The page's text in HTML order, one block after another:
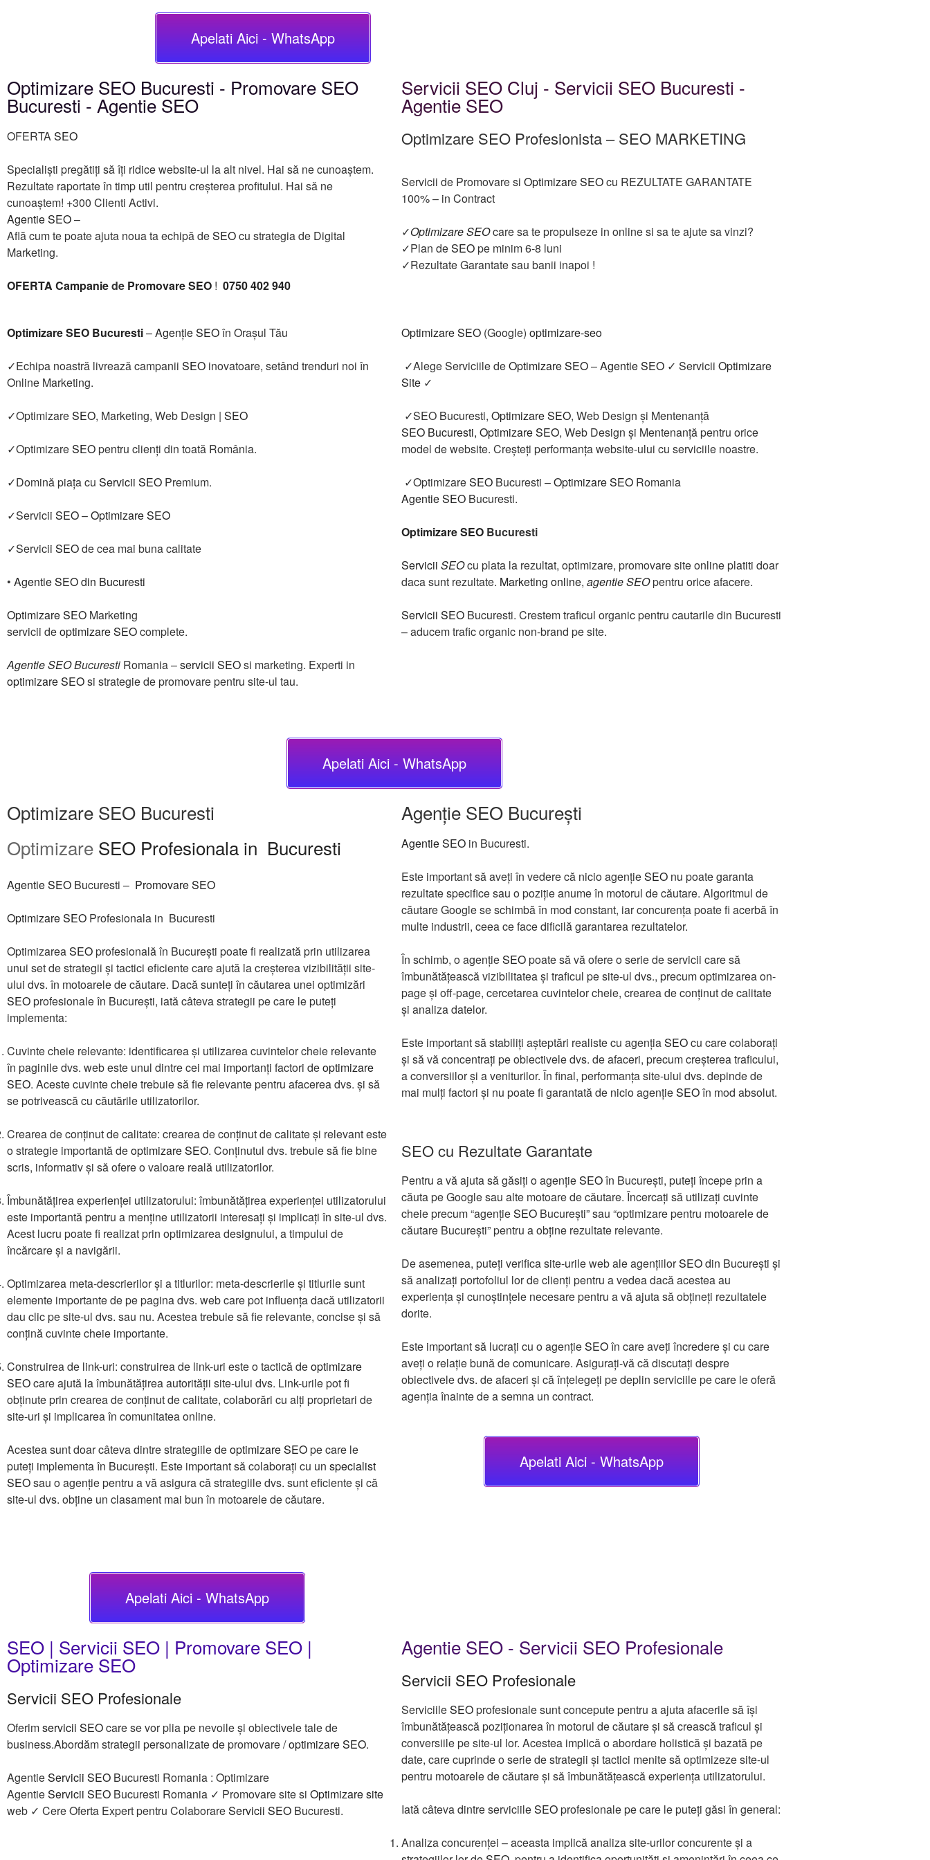
Apelati Aici - WhatsApp
Optimizare SEO Bucuresti - Promovare SEO
Bucuresti - Agentie SEO
OFERTA SEO
Specialiști pregătiți să îți ridice website-ul la alt nivel. Hai să ne cunoaștem.
Rezultate raportate în timp util pentru creșterea profitului. Hai să ne
cunoaștem! +300 Clienti Activi.
Agentie SEO–
Află cum te poate ajuta noua ta echipă deSEOcu strategia de Digital
Marketing.
OFERTA Campaniede Promovare SEO ! 0750 402 940
Servicii SEO Cluj - Servicii SEO Bucuresti -
Agentie SEO
Optimizare SEO Profesionista – SEO MARKETING
Servicii de Promovare si Optimizare SEOcu REZULTATE GARANTATE
100% – in Contract
✓Optimizare SEOcare sa te propulseze in online si sa te ajute sa vinzi?
✓Plan deSEOpe minim 6-8 luni
✓Rezultate Garantate sau banii inapoi !
Optimizare SEO Bucuresti–Agenție SEOîn Orașul Tău
✓Echipa noastră livrează campanii SEO inovatoare, setând trenduri noi în
Online Marketing.
✓OptimizareSEO, Marketing, Web Design | SEO
✓OptimizareSEOpentru clienţi din toată România.
✓Domină piața cu Servicii SEO Premium.
✓Servicii SEO–Optimizare SEO
✓Servicii SEOde cea mai buna calitate
• Agentie SEO din Bucuresti
Optimizare SEO Marketing
servicii deoptimizare SEOcomplete.
Agentie SEOBucuresti Romania –servicii SEOsi marketing. Experti in
optimizare SEOsi strategie de promovare pentru site-ul tau.
Optimizare SEO (Google) optimizare-seo
✓Alege Serviciile deOptimizare SEO–Agentie SEO ✓ Servicii Optimizare
Site ✓
✓SEO Bucuresti, Optimizare SEO, Web Design și Mentenanță
SEO Bucuresti, Optimizare SEO, Web Design și Mentenanță pentru orice
model de website. Creșteți performanța website-ului cu serviciile noastre.
✓OptimizareSEO Bucuresti –Optimizare SEO Romania
Agentie SEO Bucuresti.
Optimizare SEO Bucuresti
Servicii SEOcu plata la rezultat, optimizare, promovare site online platiti doar
daca sunt rezultate. Marketing online, agentie SEOpentru orice afacere.
Servicii SEO Bucuresti. Crestem traficul organic pentru cautarile din Bucuresti
– aducem trafic organic non-brand pe site.
Apelati Aici - WhatsApp
Optimizare SEO Bucuresti
Optimizare SEO Profesionala in Bucuresti
Agentie SEO Bucuresti – Promovare SEO
Optimizare SEO Profesionala in Bucuresti
OptimizareaSEOprofesională în București poate fi realizată prin utilizarea
unui set de strategii și tactici eficiente care ajută la creșterea vizibilității site-
ului dvs. în motoarele de căutare. Dacă sunteți în căutarea unei optimizări
SEOprofesionale în București, iată câteva strategii pe care le puteți
implementa:
Cuvinte cheie relevante: identificarea și utilizarea cuvintelor cheie relevante
în paginile dvs. web este unul dintre cei mai importanți factori deoptimizare
SEO. Aceste cuvinte cheie trebuie să fie relevante pentru afacerea dvs. și să
se potrivească cu căutările utilizatorilor.
Crearea de conținut de calitate: crearea de conținut de calitate și relevant este
o strategie importantă deoptimizare SEO. Conținutul dvs. trebuie să fie bine
scris, informativ și să ofere o valoare reală utilizatorilor.
Îmbunătățirea experienței utilizatorului: îmbunătățirea experienței utilizatorului
este importantă pentru a menține utilizatorii interesați și implicați în site-ul dvs.
Acest lucru poate fi realizat prin optimizarea designului, a timpului de
încărcare și a navigării.
Optimizarea meta-descrierilor și a titlurilor: meta-descrierile și titlurile sunt
elemente importante de pe pagina dvs. web care pot influența dacă utilizatorii
dau clic pe site-ul dvs. sau nu. Acestea trebuie să fie relevante, concise și să
conțină cuvinte cheie importante.
Construirea de link-uri: construirea de link-uri este o tactică deoptimizare
SEOcare ajută la îmbunătățirea autorității site-ului dvs. Link-urile pot fi
obținute prin crearea de conținut de calitate, colaborări cu alți proprietari de
site-uri și implicarea în comunitatea online.
Acestea sunt doar câteva dintre strategiile deoptimizare SEOpe care le
puteți implementa în București. Este important să colaborați cu un specialist
SEOsau o agenție pentru a vă asigura că strategiile dvs. sunt eficiente și că
site-ul dvs. obține un clasament mai bun în motoarele de căutare.
Apelati Aici - WhatsApp
Agenție SEO București
Agentie SEO in Bucuresti.
Este important să aveți în vedere că nicio agențieSEO nu poate garanta
rezultate specifice sau o poziție anume în motorul de căutare. Algoritmul de
căutare Google se schimbă în mod constant, iar concurența poate fi acerbă în
multe industrii, ceea ce face dificilă garantarea rezultatelor.
În schimb, o agențieSEOpoate să vă ofere o serie de servicii care să
îmbunătățească vizibilitatea și traficul pe site-ul dvs., precum optimizarea on-
page și off-page, cercetarea cuvintelor cheie, crearea de conținut de calitate
și analiza datelor.
Este important să stabiliți așteptări realiste cu agențiaSEOcu care colaborați
și să vă concentrați pe obiectivele dvs. de afaceri, precum creșterea traficului,
a conversiilor și a veniturilor. În final, performanța site-ului dvs. depinde de
mai mulți factori și nu poate fi garantată de nicio agențieSEOîn mod absolut.
SEO cu Rezultate Garantate
Pentru a vă ajuta să găsiți o agențieSEOîn București, puteți începe prin a
căuta pe Google sau alte motoare de căutare. Încercați să utilizați cuvinte
cheie precum “agențieSEO București” sau “optimizare pentru motoarele de
căutare București” pentru a obține rezultate relevante.
De asemenea, puteți verifica site-urile web ale agențiilorSEOdin București și
să analizați portofoliul lor de clienți pentru a vedea dacă acestea au
experiența și cunoștințele necesare pentru a vă ajuta să obțineți rezultatele
dorite.
Este important să lucrați cu o agențieSEOîn care aveți încredere și cu care
aveți o relație bună de comunicare. Asigurați-vă că discutați despre
obiectivele dvs. de afaceri și că înțelegeți pe deplin serviciile pe care le oferă
agenția înainte de a semna un contract.
Apelati Aici - WhatsApp
SEO | Servicii SEO | Promovare SEO |
Optimizare SEO
Servicii SEO Profesionale
Oferimservicii SEOcare se vor plia pe nevoile și obiectivele tale de
business.Abordăm strategii personalizate de promovare /optimizare SEO.
AgentieServicii SEO Bucuresti Romania : Optimizare
AgentieServicii SEO Bucuresti Romania ✓ Promovare site si Optimizare site
web ✓ Cere Oferta Expert pentru ColaborareServicii SEO Bucuresti.
Agentie SEO - Servicii SEO Profesionale
Servicii SEO Profesionale
ServiciileSEOprofesionale sunt concepute pentru a ajuta afacerile să își
îmbunătățească poziționarea în motorul de căutare și să crească traficul și
conversiile pe site-ul lor. Acestea implică o abordare holistică și bazată pe
date, care cuprinde o serie de strategii și tactici menite să optimizeze site-ul
pentru motoarele de căutare și să îmbunătățească experiența utilizatorului.
Iată câteva dintre serviciileSEOprofesionale pe care le puteți găsi în general:
Analiza concurenței – aceasta implică analiza site-urilor concurente și a